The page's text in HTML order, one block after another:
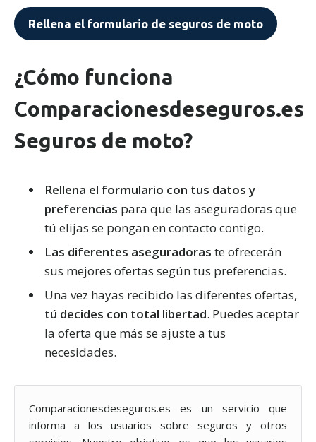
Rellena el formulario de seguros de moto
¿Cómo funciona
Comparacionesdeseguros.es
Seguros de moto?
Rellena el formulario con tus datos y
preferencias para que las aseguradoras que
tú elijas se pongan en contacto contigo.
Las diferentes aseguradoras te ofrecerán
sus mejores ofertas según tus preferencias.
Una vez hayas recibido las diferentes ofertas,
tú decides con total libertad. Puedes aceptar
la oferta que más se ajuste a tus
necesidades.
Comparacionesdeseguros.es es un servicio que
informa a los usuarios sobre seguros y otros